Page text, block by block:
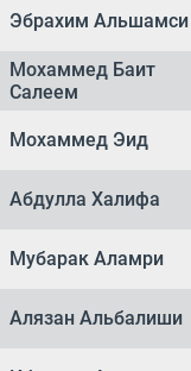
Эбрахим Альшамси
Мохаммед Баит
Салеем
Мохаммед Эид
Абдулла Халифа
Мубарак Аламри
Алязан Альбалиши